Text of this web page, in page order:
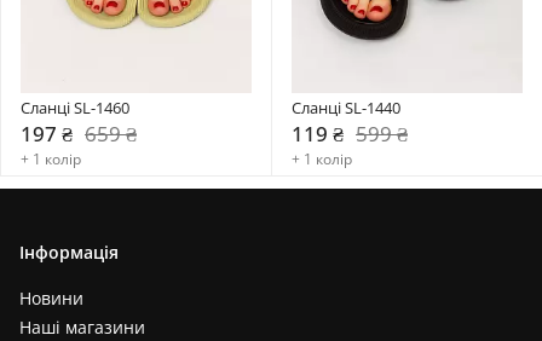
Сланці SL-1460
197 ₴ 659 ₴
+ 1 колір
Сланці SL-1440
119 ₴ 599 ₴
+ 1 колір
Інформація
Новини
Наші магазини